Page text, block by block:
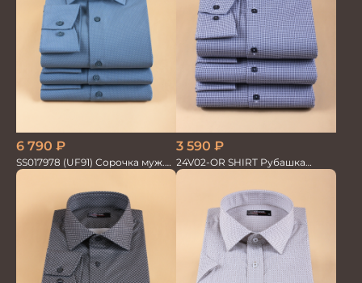
6 790 ₽
SS017978 (UF91) Сорочка муж.
дл. рук. GROSTYLE TRENDY
3 590 ₽
24V02-OR SHIRT Рубашка
мужская